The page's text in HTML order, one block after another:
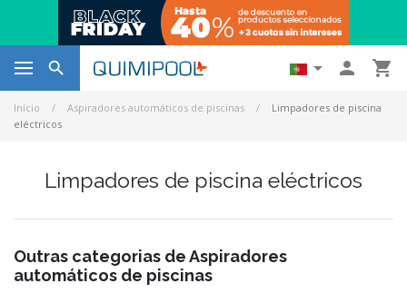
   
Início Aspiradores automáticos de piscinas
Limpadores de piscina
eléctricos
Limpadores de piscina eléctricos
Outras categorias de Aspiradores
automáticos de piscinas